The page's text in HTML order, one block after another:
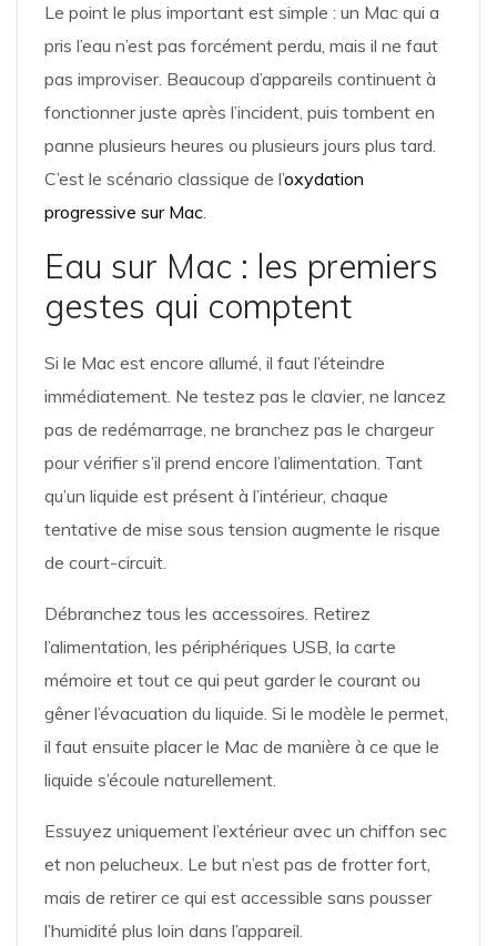
Le point le plus important est simple : un Mac qui a
pris l’eau n’est pas forcément perdu, mais il ne faut
pas improviser. Beaucoup d’appareils continuent à
fonctionner juste après l’incident, puis tombent en
panne plusieurs heures ou plusieurs jours plus tard.
C’est le scénario classique de l’oxydation
progressive sur Mac.
Eau sur Mac : les premiers
gestes qui comptent
Si le Mac est encore allumé, il faut l’éteindre
immédiatement. Ne testez pas le clavier, ne lancez
pas de redémarrage, ne branchez pas le chargeur
pour vérifier s’il prend encore l’alimentation. Tant
qu’un liquide est présent à l’intérieur, chaque
tentative de mise sous tension augmente le risque
de court-circuit.
Débranchez tous les accessoires. Retirez
l’alimentation, les périphériques USB, la carte
mémoire et tout ce qui peut garder le courant ou
gêner l’évacuation du liquide. Si le modèle le permet,
il faut ensuite placer le Mac de manière à ce que le
liquide s’écoule naturellement.
Essuyez uniquement l’extérieur avec un chiffon sec
et non pelucheux. Le but n’est pas de frotter fort,
mais de retirer ce qui est accessible sans pousser
l’humidité plus loin dans l’appareil.